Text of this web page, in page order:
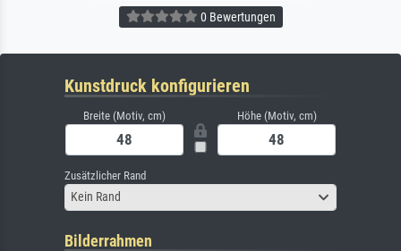
0 Bewertungen
Kunstdruck konfigurieren
Breite (Motiv, cm) Höhe (Motiv, cm)
Zusätzlicher Rand
Kein Rand
Bilderrahmen